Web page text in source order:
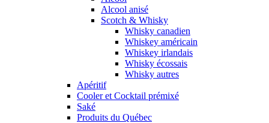
Alcool anisé
Scotch & Whisky
Whisky canadien
Whiskey américain
Whiskey irlandais
Whisky écossais
Whisky autres
Apéritif
Cooler et Cocktail prémixé
Saké
Produits du Québec